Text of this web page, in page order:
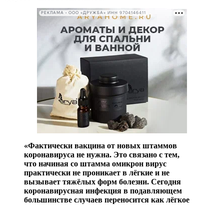
РЕКЛАМА • ООО «ДРУЖБА» ИНН 9704146411
«Фактически вакцина от новых штаммов
коронавируса не нужна. Это связано с тем,
что начиная со штамма омикрон вирус
практически не проникает в лёгкие и не
вызывает тяжёлых форм болезни. Сегодня
коронавирусная инфекция в подавляющем
большинстве случаев переносится как лёгкое